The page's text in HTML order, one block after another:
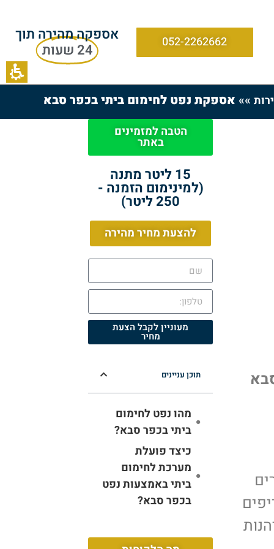
052-2262662
אספקה מהירה תוך
24 שעות
»» אספקת נפט לחימום ביתי בכפר סבא
הטבה למזמינים
באתר
15 ליטר מתנה
(למינימום הזמנה -
250 ליטר)
להצעת מחיר מהירה
מעוניין לקבל הצעת
מחיר
תוכן עניינים
מהו נפט לחימום
ביתי בכפר סבא?
כיצד פועלת
מערכת לחימום
ביתי באמצעות נפט
בכפר סבא?